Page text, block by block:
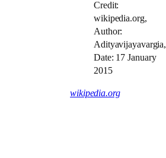
Credit:
wikipedia.org,
Author:
Adityavijayavargia,
Date: 17 January
2015
wikipedia.org